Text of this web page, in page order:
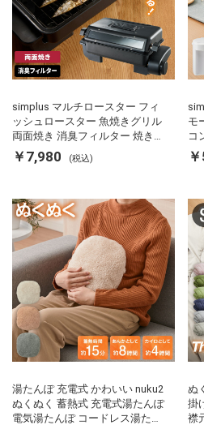
simplus マルチロースター フィ
ッシュロースター 魚焼きグリル
両面焼き 消臭フィルター 焼き魚
両面ヒーター タイマー付き SP-
FRS01 マットブラック シンプラ
￥7,980 (税込)
モ
コ
カ
湯たんぽ 充電式 かわいい nuku2
ぬくぬく 蓄熱式 充電式湯たんぽ
電気湯たんぽ コードレス湯たん
ぬ
掛
襟